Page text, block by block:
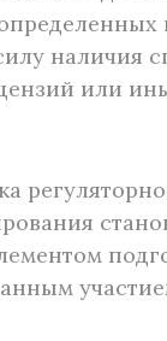
наличия
или